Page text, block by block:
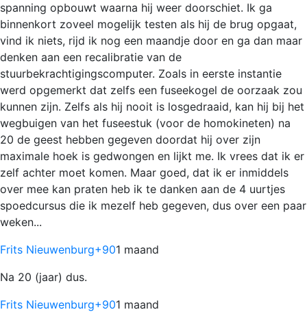
spanning opbouwt waarna hij weer doorschiet. Ik ga
binnenkort zoveel mogelijk testen als hij de brug opgaat,
vind ik niets, rijd ik nog een maandje door en ga dan maar
denken aan een recalibratie van de
stuurbekrachtigingscomputer. Zoals in eerste instantie
werd opgemerkt dat zelfs een fuseekogel de oorzaak zou
kunnen zijn. Zelfs als hij nooit is losgedraaid, kan hij bij het
wegbuigen van het fuseestuk (voor de homokineten) na
20 de geest hebben gegeven doordat hij over zijn
maximale hoek is gedwongen en lijkt me. Ik vrees dat ik er
zelf achter moet komen. Maar goed, dat ik er inmiddels
over mee kan praten heb ik te danken aan de 4 uurtjes
spoedcursus die ik mezelf heb gegeven, dus over een paar
weken...
Frits Nieuwenburg+901 maand
Na 20 (jaar) dus.
Frits Nieuwenburg+901 maand